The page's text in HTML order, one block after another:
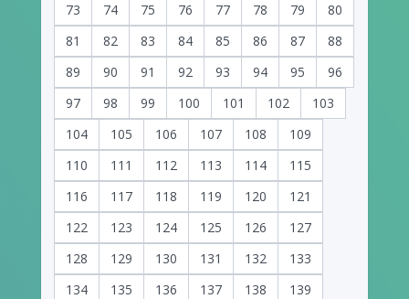
73
74 75 76 77 78 79
80
81
82 83 84 85 86 87
88
89
90 91 92 93 94 95
96
97
98 99 100 101 102
103
104
105 106 107 108
109
110
111 112 113 114
115
116
117 118 119 120
121
122
123 124 125 126
127
128
129 130 131 132
133
134
135 136 137 138
139